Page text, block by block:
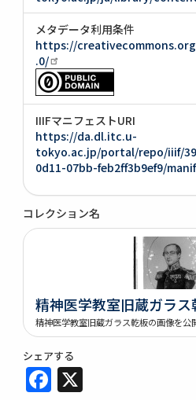
メタデータ利用条件
https://
.0/
IIIFマニフェストURI
https://da.dl.itc.u-
tokyo.ac.jp/portal/repo/iiif/
0d11-07bb-feb2ff3b9ef9/
コレクション名
精神医学教室旧蔵ガラス
精神医学教室旧蔵ガラス乾板の画像を公
シェアする
Facebook